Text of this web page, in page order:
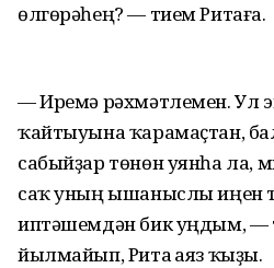
өлгөрәһең? — тием Ритаға.
— Иремә рәхмәтлемен. Ул
ҡайтыуына ҡарамаҫтан,
сабыйҙар төнөн уянһа ла,
саҡ уның ышаныслы иңен
иптәшемдән бик уңдым, —
йылмайып, Рита Ғаяз ҡыҙы.